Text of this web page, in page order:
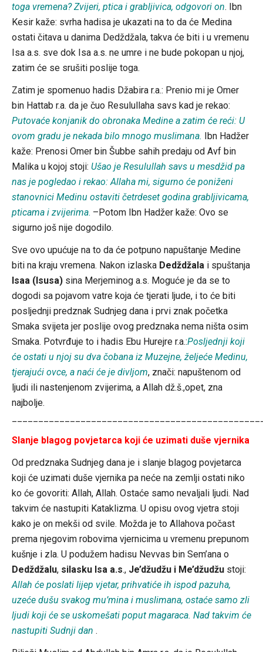
toga vremena? Zvijeri, ptica i grabljivica, odgovori on. Ibn
Kesir kaže: svrha hadisa je ukazati na to da će Medina
ostati čitava u danima Dedždžala, takva će biti i u vremenu
Isa a.s. sve dok Isa a.s. ne umre i ne bude pokopan u njoj,
zatim će se srušiti poslije toga.
Zatim je spomenuo hadis Džabira r.a.: Prenio mi je Omer
bin Hattab r.a. da je čuo Resulullaha savs kad je rekao:
Putovaće konjanik do obronaka Medine a zatim će reći: U
ovom gradu je nekada bilo mnogo muslimana. Ibn Hadžer
kaže: Prenosi Omer bin Šubbe sahih predaju od Avf bin
Malika u kojoj stoji: Ušao je Resulullah savs u mesdžid pa
nas je pogledao i rekao: Allaha mi, sigurno će poniženi
stanovnici Medinu ostaviti četrdeset godina grabljivicama,
pticama i zvijerima. –Potom Ibn Hadžer kaže: Ovo se
sigurno još nije dogodilo.
Sve ovo upućuje na to da će potpuno napuštanje Medine
biti na kraju vremena. Nakon izlaska Dedždžalai spuštanja
Isaa (Isusa)sina Merjeminog a.s. Moguće je da se to
dogodi sa pojavom vatre koja će tjerati ljude, i to će biti
posljednji predznak Sudnjeg dana i prvi znak početka
Smaka svijeta jer poslije ovog predznaka nema ništa osim
Smaka. Potvrđuje to i hadis Ebu Hurejre r.a.:Posljednji koji
će ostati u njoj su dva čobana iz Muzejne, željeće Medinu,
tjerajući ovce, a naći će je divljom, znači: napuštenom od
ljudi ili nastenjenom zvijerima, a Allah dž.š.,opet, zna
najbolje.
Slanje blagog povjetarca koji će uzimati duše vjernika
Od predznaka Sudnjeg dana je i slanje blagog povjetarca
koji će uzimati duše vjernika pa neće na zemlji ostati niko
ko će govoriti: Allah, Allah. Ostaće samo nevaljali ljudi. Nad
takvim će nastupiti Kataklizma. U opisu ovog vjetra stoji
kako je on mekši od svile. Možda je to Allahova počast
prema njegovim robovima vjernicima u vremenu prepunom
kušnje i zla. U podužem hadisu Nevvas bin Sem’ana o
Dedždžalu, silasku Isa a.s., Je’džudžu i Me’džudžustoji:
Allah će poslati lijep vjetar, prihvatiće ih ispod pazuha,
uzeće dušu svakog mu’mina i muslimana, ostaće samo zli
ljudi koji će se uskomešati poput magaraca. Nad takvim će
nastupiti Sudnji dan .